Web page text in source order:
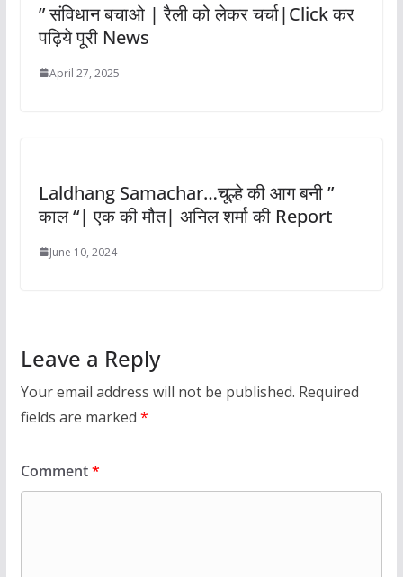
” संविधान बचाओ | रैली को लेकर चर्चा|Click कर
पढ़िये पूरी News
April 27, 2025
Laldhang Samachar…चूल्हे की आग बनी ”
काल “| एक की मौत| अनिल शर्मा की Report
June 10, 2024
Leave a Reply
Your email address will not be published. Required
fields are marked *
Comment*